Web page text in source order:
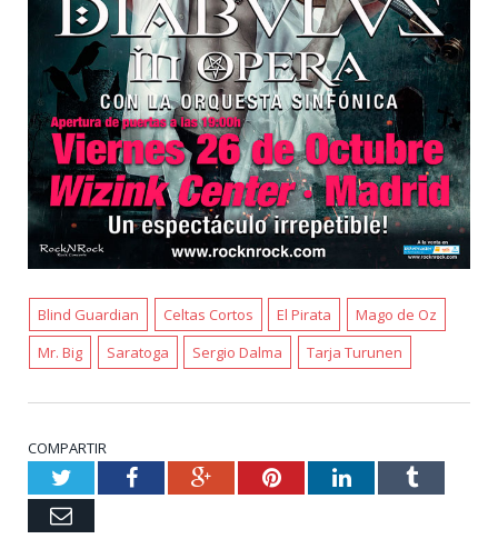
Blind Guardian Celtas Cortos El Pirata
Mago de Oz
Mr. Big
Saratoga Sergio Dalma Tarja Turunen
COMPARTIR
TwitterFacebookGoogle+PinterestLinkedInTumblr
Email